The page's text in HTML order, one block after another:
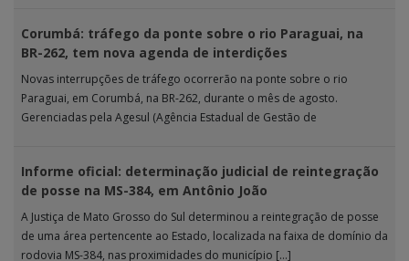
Corumbá: tráfego da ponte sobre o rio Paraguai, na
BR-262, tem nova agenda de interdições
Novas interrupções de tráfego ocorrerão na ponte sobre o rio
Paraguai, em Corumbá, na BR-262, durante o mês de agosto.
Gerenciadas pela Agesul (Agência Estadual de Gestão de
Informe oficial: determinação judicial de reintegração
de posse na MS-384, em Antônio João
A Justiça de Mato Grosso do Sul determinou a reintegração de posse
de uma área pertencente ao Estado, localizada na faixa de domínio da
rodovia MS-384, nas proximidades do município […]